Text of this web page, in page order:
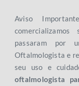
Aviso
passaram por
Oftalmologista e
seu uso e
oftalmologista